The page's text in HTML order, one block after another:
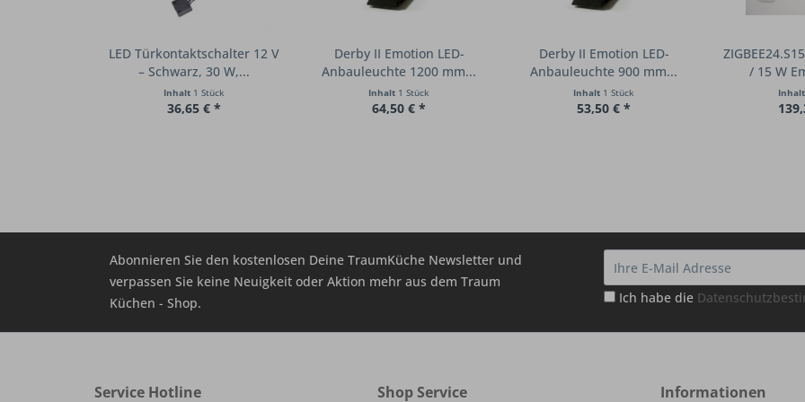
LED Türkontaktschalter 12 V
– Schwarz, 30 W,...
Inhalt 1 Stück
36,65 € *
Derby II Emotion LED-
Anbauleuchte 1200 mm...
Inhalt 1 Stück
64,50 € *
Derby II Emotion LED-
Anbauleuchte 900 mm...
Inhalt 1 Stück
53,50 € *
/ 15 W
Abonnieren Sie den kostenlosen Deine TraumKüche Newsletter und
verpassen Sie keine Neuigkeit oder Aktion mehr aus dem Traum
Küchen - Shop.
Ich habe die
Service Hotline Shop Service Informationen